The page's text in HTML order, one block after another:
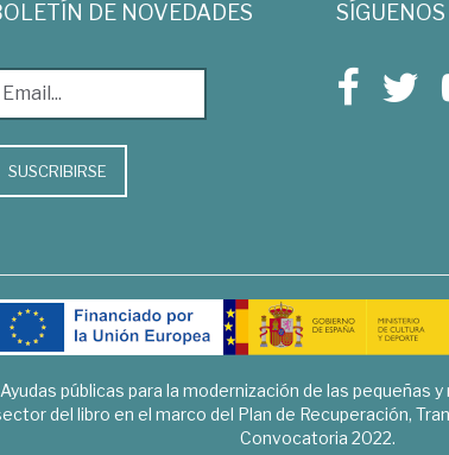
DE NOVEDADES
SUSCRIBIRSE
SÍGUENOS
Ayudas públicas para la modernización de las pequeñas
del libro en el marco del Plan de Recuperación,
Convocatoria 2022.